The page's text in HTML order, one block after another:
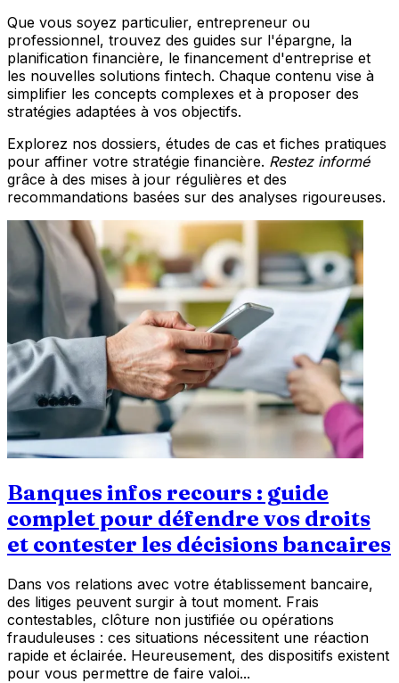
Que vous soyez particulier, entrepreneur ou
professionnel, trouvez des guides sur l'épargne, la
planification financière, le financement d'entreprise et
les nouvelles solutions fintech. Chaque contenu vise à
simplifier les concepts complexes et à proposer des
stratégies adaptées à vos objectifs.
Explorez nos dossiers, études de cas et fiches pratiques
pour affiner votre stratégie financière. Restez informé
grâce à des mises à jour régulières et des
recommandations basées sur des analyses rigoureuses.
Banques infos recours : guide
complet pour défendre vos droits
et contester les décisions bancaires
Dans vos relations avec votre établissement bancaire,
des litiges peuvent surgir à tout moment. Frais
contestables, clôture non justifiée ou opérations
frauduleuses : ces situations nécessitent une réaction
rapide et éclairée. Heureusement, des dispositifs existent
pour vous permettre de faire valoi...